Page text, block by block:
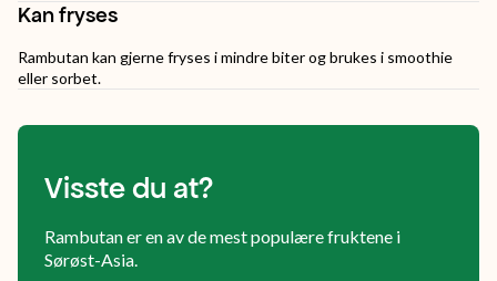
Kan fryses
Rambutan kan gjerne fryses i mindre biter og brukes i smoothie
eller sorbet.
Visste du at?
Rambutan er en av de mest populære fruktene i
Sørøst-Asia.